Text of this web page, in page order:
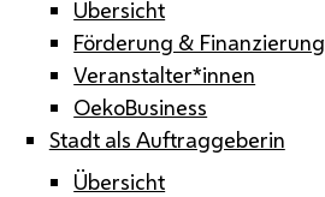
Übersicht
Förderung & Finanzierung
Veranstalter*innen
OekoBusiness
Stadt als Auftraggeberin
Übersicht